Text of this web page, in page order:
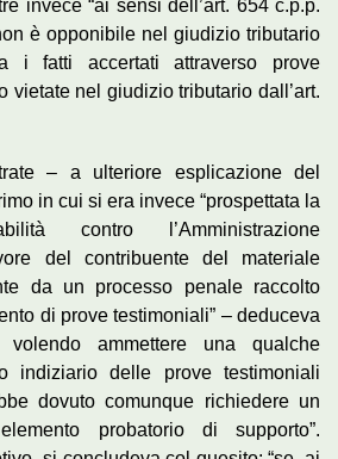
invece “ai sensi dell’art. 654 c.p.p.
è opponibile nel giudizio tributario
i fatti accertati attraverso prove
vietate nel giudizio tributario dall’art.
– a ulteriore esplicazione del
in cui si era invece “prospettata la
contro l’Amministrazione
del contribuente del materiale
da un processo penale raccolto
di prove testimoniali” – deduceva
ammettere una qualche
indiziario delle prove testimoniali
dovuto comunque richiedere un
probatorio di supporto”.